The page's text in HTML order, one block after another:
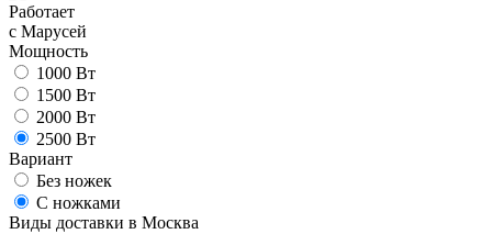
Работает
с Марусей
Мощность
1000 Вт
1500 Вт
2000 Вт
2500 Вт
Вариант
Без ножек
С ножками
Виды доставки в Москва